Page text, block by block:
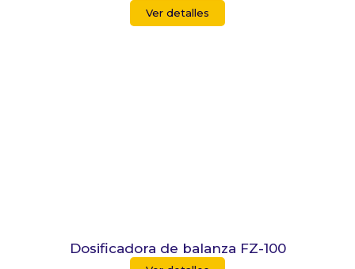
Ver detalles
Dosificadora de balanza FZ-100